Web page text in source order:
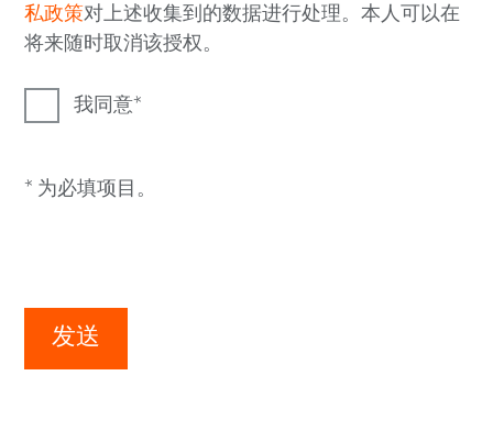
私政策对上述收集到的数据进行处理。本人可以在
将来随时取消该授权。
我同意
* 为必填项目。
发送